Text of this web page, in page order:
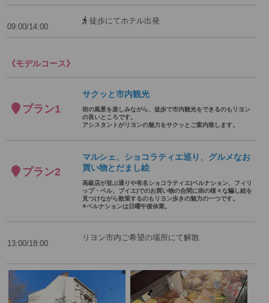
09:00/14:00
徒歩にてホテル出発
《モデルコース》
プラン1
サクッと市内観光
街の風景を楽しみながら、徒歩で市内観光をできるのもリヨン
の良いところです。
アシスタントがリヨンの魅力をサクッとご案内致します。
プラン2
マルシェ、ショコラティエ巡り、グルメなお
買い物とだまし絵
高級店が並ぶ通りや有名ショコラティエ(ベルナション、フィリ
ップ・ベル、ブイエ)でのお買い物の合間に街の様々な騙し絵を
見つけながら散策するのもリヨン歩きの魅力の一つです。
※ベルナションは日曜午後休業。
13:00/18:00
リヨン市内ご希望の場所にて解散